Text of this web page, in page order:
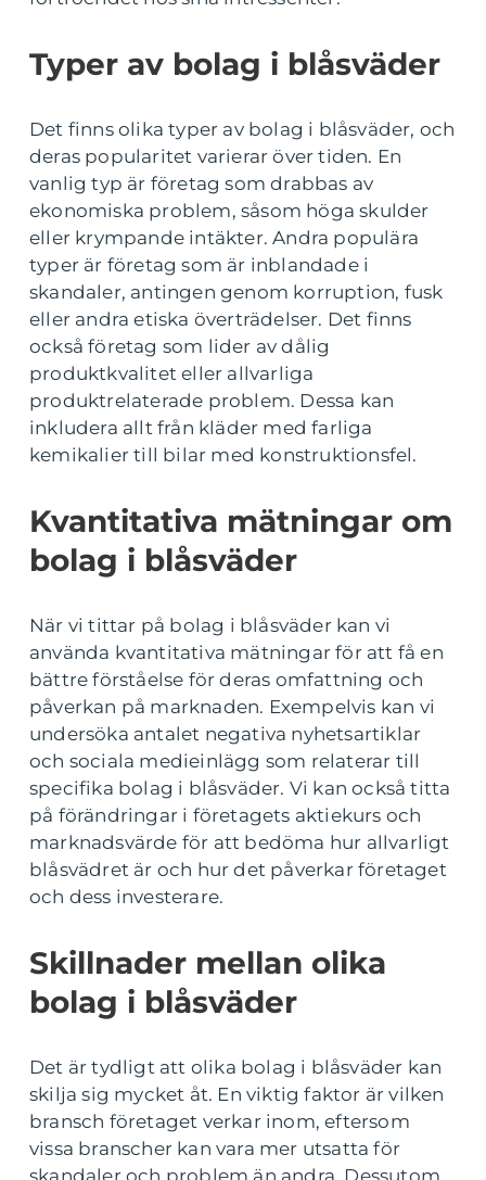
Typer av bolag i blåsväder
Det finns olika typer av bolag i blåsväder, och
deras popularitet varierar över tiden. En
vanlig typ är företag som drabbas av
ekonomiska problem, såsom höga skulder
eller krympande intäkter. Andra populära
typer är företag som är inblandade i
skandaler, antingen genom korruption, fusk
eller andra etiska överträdelser. Det finns
också företag som lider av dålig
produktkvalitet eller allvarliga
produktrelaterade problem. Dessa kan
inkludera allt från kläder med farliga
kemikalier till bilar med konstruktionsfel.
Kvantitativa mätningar om
bolag i blåsväder
När vi tittar på bolag i blåsväder kan vi
använda kvantitativa mätningar för att få en
bättre förståelse för deras omfattning och
påverkan på marknaden. Exempelvis kan vi
undersöka antalet negativa nyhetsartiklar
och sociala medieinlägg som relaterar till
specifika bolag i blåsväder. Vi kan också titta
på förändringar i företagets aktiekurs och
marknadsvärde för att bedöma hur allvarligt
blåsvädret är och hur det påverkar företaget
och dess investerare.
Skillnader mellan olika
bolag i blåsväder
Det är tydligt att olika bolag i blåsväder kan
skilja sig mycket åt. En viktig faktor är vilken
bransch företaget verkar inom, eftersom
vissa branscher kan vara mer utsatta för
skandaler och problem än andra. Dessutom